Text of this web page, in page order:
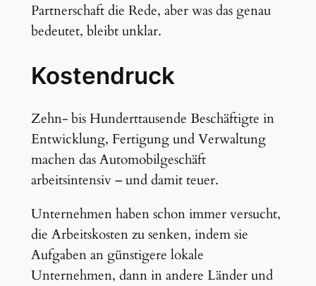
Partnerschaft die Rede, aber was das genau
bedeutet, bleibt unklar.
Kostendruck
Zehn- bis Hunderttausende Beschäftigte in
Entwicklung, Fertigung und Verwaltung
machen das Automobilgeschäft
arbeitsintensiv – und damit teuer.
Unternehmen haben schon immer versucht,
die Arbeitskosten zu senken, indem sie
Aufgaben an günstigere lokale
Unternehmen, dann in andere Länder und